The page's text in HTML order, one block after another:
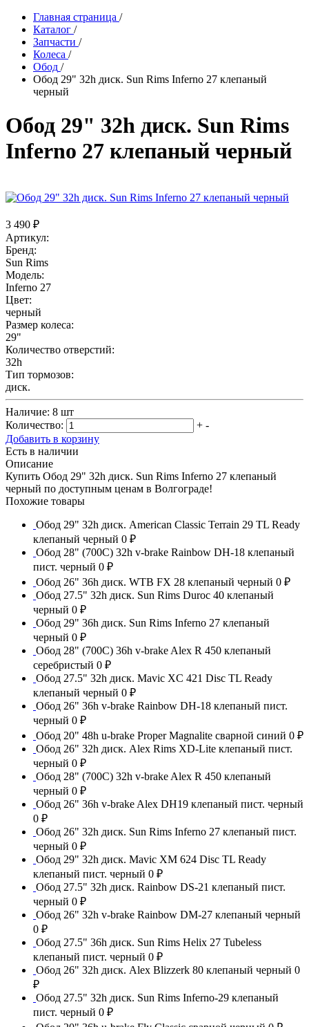
Главная страница /
Каталог /
Запчасти /
Колеса /
Обод /
Обод 29" 32h диск. Sun Rims Inferno 27 клепаный
черный
Обод 29" 32h диск. Sun Rims
Inferno 27 клепаный черный
3 490 ₽
Артикул:
Бренд:
Sun Rims
Модель:
Inferno 27
Цвет:
черный
Размер колеса:
29"
Количество отверстий:
32h
Тип тормозов:
диск.
Наличие: 8 шт
Количество:
+ -
Добавить в корзину
Есть в наличии
Описание
Купить Обод 29" 32h диск. Sun Rims Inferno 27 клепаный
черный по доступным ценам в Волгограде!
Похожие товары
Обод 29" 32h диск. American Classic Terrain 29 TL Ready
клепаный черный 0 ₽
Обод 28" (700С) 32h v-brake Rainbow DH-18 клепаный
пист. черный 0 ₽
Обод 26" 36h диск. WTB FX 28 клепаный черный 0 ₽
Обод 27.5" 32h диск. Sun Rims Duroc 40 клепаный
черный 0 ₽
Обод 29" 36h диск. Sun Rims Inferno 27 клепаный
черный 0 ₽
Обод 28" (700С) 36h v-brake Alex R 450 клепаный
серебристый 0 ₽
Обод 27.5" 32h диск. Mavic XC 421 Disc TL Ready
клепаный черный 0 ₽
Обод 26" 36h v-brake Rainbow DH-18 клепаный пист.
черный 0 ₽
Обод 20" 48h u-brake Proper Magnalite сварной синий 0 ₽
Обод 26" 32h диск. Alex Rims XD-Lite клепаный пист.
черный 0 ₽
Обод 28" (700С) 32h v-brake Alex R 450 клепаный
черный 0 ₽
Обод 26" 36h v-brake Alex DH19 клепаный пист. черный
0 ₽
Обод 26" 32h диск. Sun Rims Inferno 27 клепаный пист.
черный 0 ₽
Обод 29" 32h диск. Mavic XM 624 Disc TL Ready
клепаный пист. черный 0 ₽
Обод 27.5" 32h диск. Rainbow DS-21 клепаный пист.
черный 0 ₽
Обод 26" 32h v-brake Rainbow DM-27 клепаный черный
0 ₽
Обод 27.5" 36h диск. Sun Rims Helix 27 Tubeless
клепаный пист. черный 0 ₽
Обод 26" 32h диск. Alex Blizzerk 80 клепаный черный 0
₽
Обод 27.5" 32h диск. Sun Rims Inferno-29 клепаный
пист. черный 0 ₽